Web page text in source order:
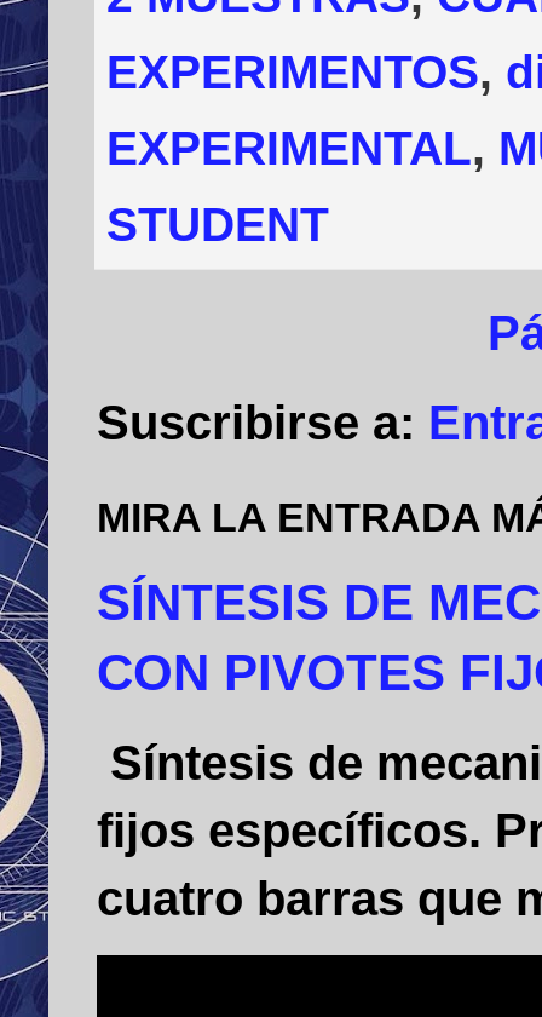
EXPERIMENTOS,
EXPERIMENTAL,
STUDENT
Suscribirse a:
MIRA LA ENTRADA
SÍNTESIS DE
CON PIVOTES
Síntesis de
fijos específicos.
cuatro barras que